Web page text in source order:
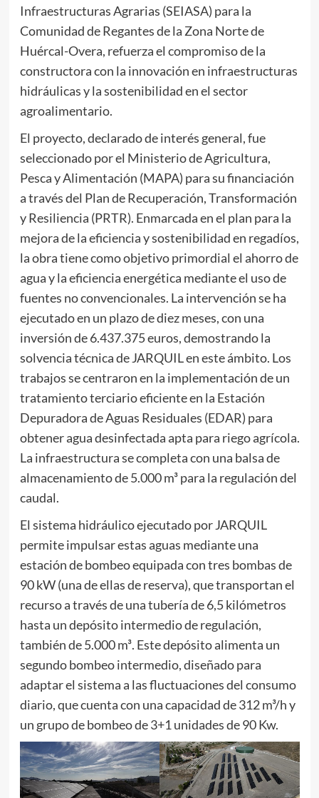
Infraestructuras Agrarias (SEIASA) para la
Comunidad de Regantes de la Zona Norte de
Huércal-Overa, refuerza el compromiso de la
constructora con la innovación en infraestructuras
hidráulicas y la sostenibilidad en el sector
agroalimentario.
El proyecto, declarado de interés general, fue
seleccionado por el Ministerio de Agricultura,
Pesca y Alimentación (MAPA) para su financiación
a través del Plan de Recuperación, Transformación
y Resiliencia (PRTR). Enmarcada en el plan para la
mejora de la eficiencia y sostenibilidad en regadíos,
la obra tiene como objetivo primordial el ahorro de
agua y la eficiencia energética mediante el uso de
fuentes no convencionales. La intervención se ha
ejecutado en un plazo de diez meses, con una
inversión de 6.437.375 euros, demostrando la
solvencia técnica de JARQUIL en este ámbito. Los
trabajos se centraron en la implementación de un
tratamiento terciario eficiente en la Estación
Depuradora de Aguas Residuales (EDAR) para
obtener agua desinfectada apta para riego agrícola.
La infraestructura se completa con una balsa de
almacenamiento de 5.000 m³ para la regulación del
caudal.
El sistema hidráulico ejecutado por JARQUIL
permite impulsar estas aguas mediante una
estación de bombeo equipada con tres bombas de
90 kW (una de ellas de reserva), que transportan el
recurso a través de una tubería de 6,5 kilómetros
hasta un depósito intermedio de regulación,
también de 5.000 m³. Este depósito alimenta un
segundo bombeo intermedio, diseñado para
adaptar el sistema a las fluctuaciones del consumo
diario, que cuenta con una capacidad de 312 m³/h y
un grupo de bombeo de 3+1 unidades de 90 Kw.